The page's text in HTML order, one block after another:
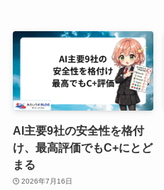
AI主要9社の安全性を格付
け、最高評価でもC+にとど
まる
2026年7月16日